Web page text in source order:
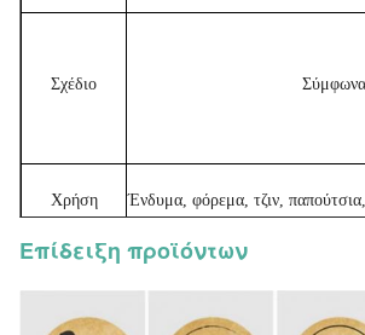
Σχέδιο
Χρήση Ένδυμα, φόρεμα, τζιν,
Επίδειξη προϊόντων